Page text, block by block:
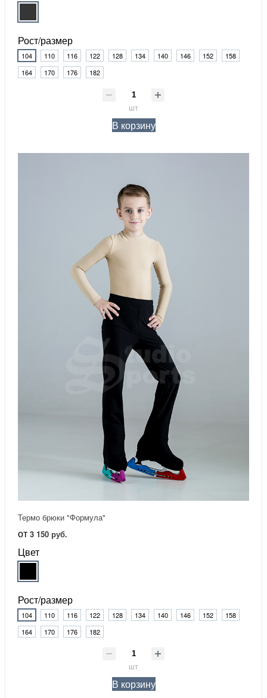
Рост/размер
104 110 116 122 128 134 140 146 152
158
164
170 176 182
шт
В корзину
Термо брюки "Формула"
от 3 150 руб.
Цвет
Рост/размер
104 110 116 122 128 134 140 146 152
158
164
170 176 182
шт
В корзину